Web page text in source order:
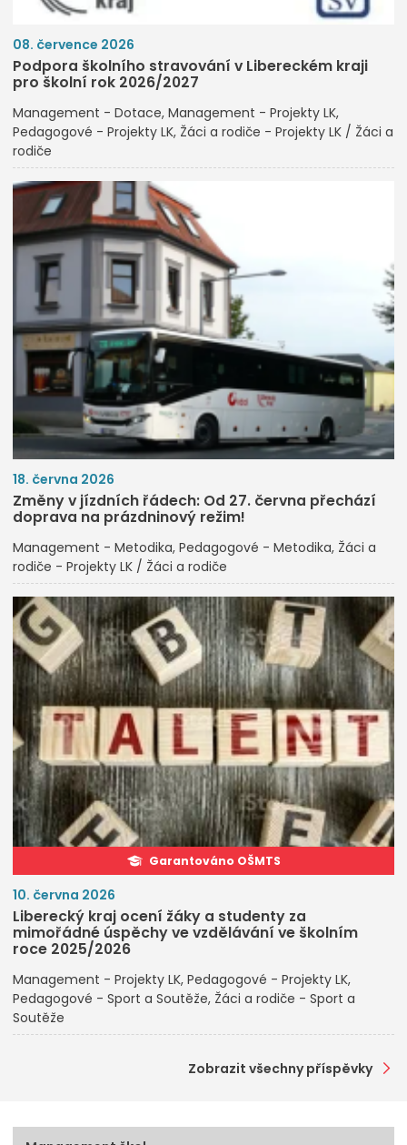
08. července 2026
Podpora školního stravování v Libereckém kraji
pro školní rok 2026/2027
Management - Dotace Management - Projekty LK
Pedagogové - Projekty LK Žáci a rodiče - Projekty LK / Žáci a
rodiče
18. června 2026
Změny v jízdních řádech: Od 27. června přechází
doprava na prázdninový režim!
Management - Metodika Pedagogové - Metodika Žáci a
rodiče - Projekty LK / Žáci a rodiče
Garantováno OŠMTS
10. června 2026
Liberecký kraj ocení žáky a studenty za
mimořádné úspěchy ve vzdělávání ve školním
roce 2025/2026
Management - Projekty LK Pedagogové - Projekty LK
Pedagogové - Sport a Soutěže Žáci a rodiče - Sport a
Soutěže
Zobrazit všechny příspěvky